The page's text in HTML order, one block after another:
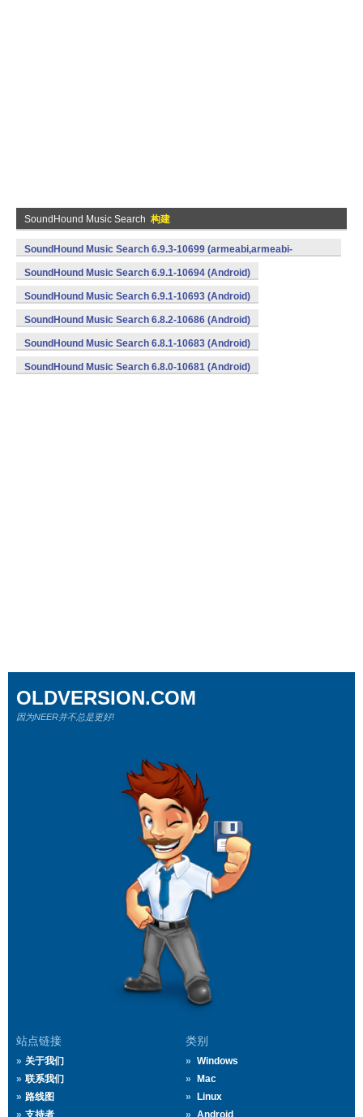
SoundHound Music Search 构建
SoundHound Music Search 6.9.3-10699 (armeabi,armeabi-
v7a,x86) (Android)
SoundHound Music Search 6.9.1-10694 (Android)
SoundHound Music Search 6.9.1-10693 (Android)
SoundHound Music Search 6.8.2-10686 (Android)
SoundHound Music Search 6.8.1-10683 (Android)
SoundHound Music Search 6.8.0-10681 (Android)
站点链接
关于我们
联系我们
路线图
支持者
类别
Windows
Mac
Linux
Android
OLDVERSION.COM
因为NEER并不总是更好!